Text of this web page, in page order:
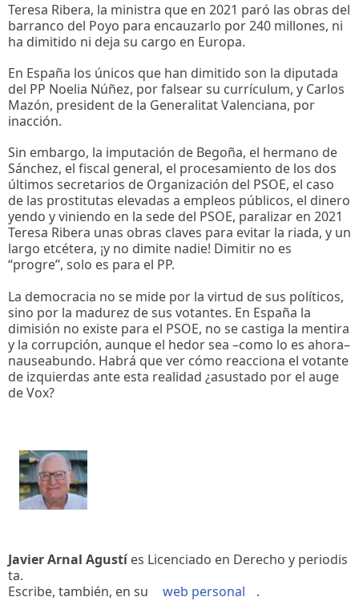
Teresa Ribera, la ministra que en 2021 paró las obras del
barranco del Poyo para encauzarlo por 240 millones, ni
ha dimitido ni deja su cargo en Europa.
En España los únicos que han dimitido son la diputada
del PP Noelia Núñez, por falsear su currículum, y Carlos
Mazón, president de la Generalitat Valenciana, por
inacción.
Sin embargo, la imputación de Begoña, el hermano de
Sánchez, el fiscal general, el procesamiento de los dos
últimos secretarios de Organización del PSOE, el caso
de las prostitutas elevadas a empleos públicos, el dinero
yendo y viniendo en la sede del PSOE, paralizar en 2021
Teresa Ribera unas obras claves para evitar la riada, y un
largo etcétera, ¡y no dimite nadie! Dimitir no es
“progre”, solo es para el PP.
La democracia no se mide por la virtud de sus políticos,
sino por la madurez de sus votantes. En España la
dimisión no existe para el PSOE, no se castiga la mentira
y la corrupción, aunque el hedor sea –como lo es ahora–
nauseabundo. Habrá que ver cómo reacciona el votante
de izquierdas ante esta realidad ¿asustado por el auge
de Vox?
Javier Arnal Agustíes Licenciado en Derecho y periodis
ta.
Escribe, también, en su
web personal .